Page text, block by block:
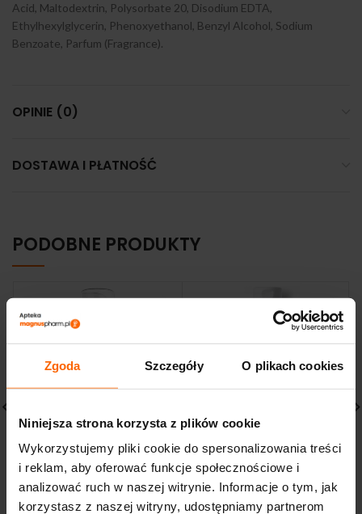
Zgoda Szczegóły O plikach cookies
Niniejsza strona korzysta z plików cookie
Wykorzystujemy pliki cookie do spersonalizowania treści
i reklam, aby oferować funkcje społecznościowe i
analizować ruch w naszej witrynie. Informacje o tym, jak
korzystasz z naszej witryny, udostępniamy partnerom
Acid, Maltodextrin, Polysorbate 20, Disodium EDTA,
Ethylhexylglycerin, Phenoxyethanol, Benzyl Alcohol, Sodium
Benzoate, Parfum (Fragrance).
OPINIE (0)
DOSTAWA I PŁATNOŚĆ
PODOBNE PRODUKTY
PHARMACERIS A Puri-
Sensilium 150ml Pianka
Myjąca
SVR SEBIACLEAR eau
micellaire Płyn
12,49